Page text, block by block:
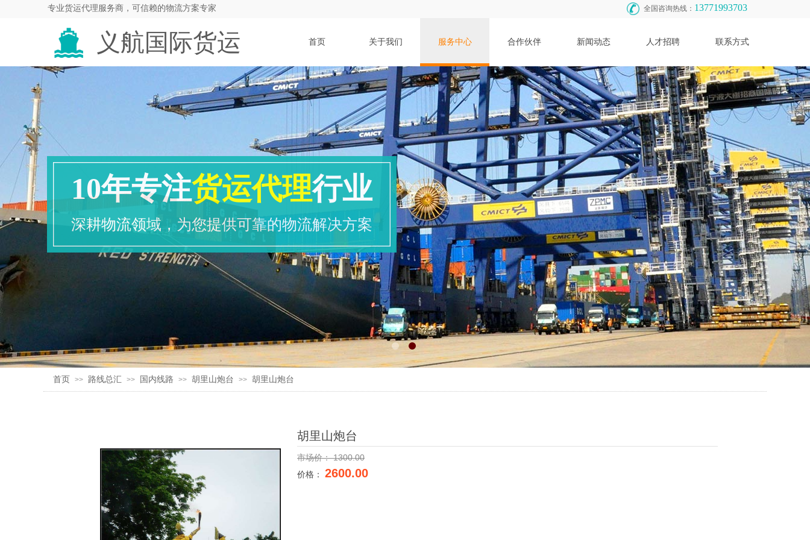
全国咨询热线： 13771993703
专业货运代理服务商，可信赖的物流方案专家
首页 关于我们 服务中心 合作伙伴 新闻动态 人才招聘 联系方式
义航国际货运
10年专注货运代理行业
深耕物流领域，为您提供可靠的物流解决方案
首页 >> 路线总汇 >> 国内线路 >> 胡里山炮台 >> 胡里山炮台
胡里山炮台
市场价：1300.00
价格： 2600.00